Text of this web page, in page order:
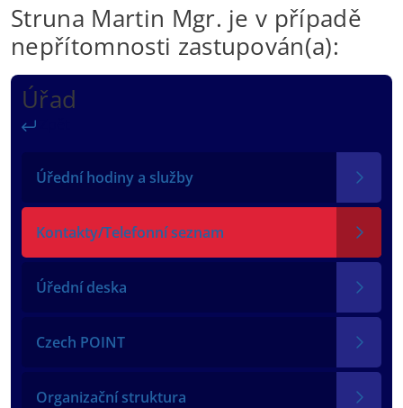
Úřad
Úřední hodiny a služby
Kontakty/Telefonní seznam
Úřední deska
Czech POINT
Organizační struktura
Struna Martin Mgr. je v případě
nepřítomnosti zastupován(a):